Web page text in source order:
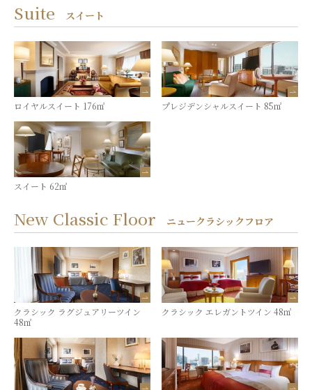
Suite スイート
ロイヤルスイート 176㎡ プレジデンシャルスイート 85㎡
スイート 62㎡
New Classic Floor ニュークラシックフロア
クラシック ラグジュアリーツイン
48㎡
クラシック エレガントツイン 48㎡